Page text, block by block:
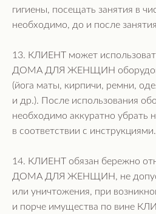
гигиены, посещать занятия в
необходимо, до и после
13. КЛИЕНТ может
ДОМА ДЛЯ ЖЕНЩИН
(йога маты, кирпичи, ремни,
и др.). После использования
необходимо аккуратно убрать
в соответствии с инструкциями.
14. КЛИЕНТ обязан бережно
ДОМА ДЛЯ ЖЕНЩИН, не
или уничтожения, при
и порче имущества по вине